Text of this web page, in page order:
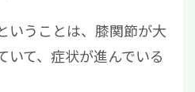
いうことは、膝関節が大
いて、症状が進んでいる